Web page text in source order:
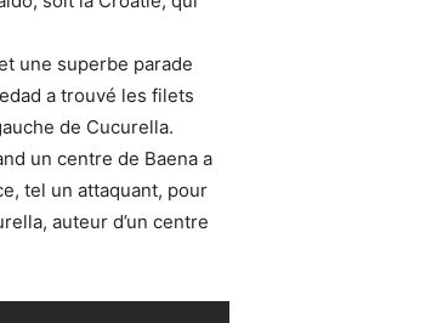
une superbe parade
a trouvé les filets
de Cucurella.
un centre de Baena a
tel un attaquant, pour
auteur d’un centre